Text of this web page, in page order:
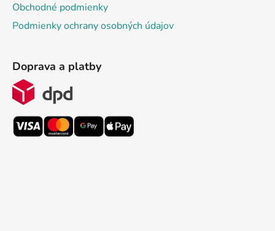
Obchodné podmienky
Podmienky ochrany osobných údajov
Doprava a platby